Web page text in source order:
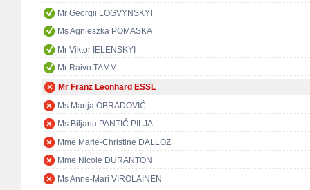
Mr Georgii LOGVYNSKYI
Ms Agnieszka POMASKA
Mr Viktor IELENSKYI
Mr Raivo TAMM
Mr Franz Leonhard ESSL
Ms Marija OBRADOVIĆ
Ms Biljana PANTIĆ PILJA
Mme Marie-Christine DALLOZ
Mme Nicole DURANTON
Ms Anne-Mari VIROLAINEN